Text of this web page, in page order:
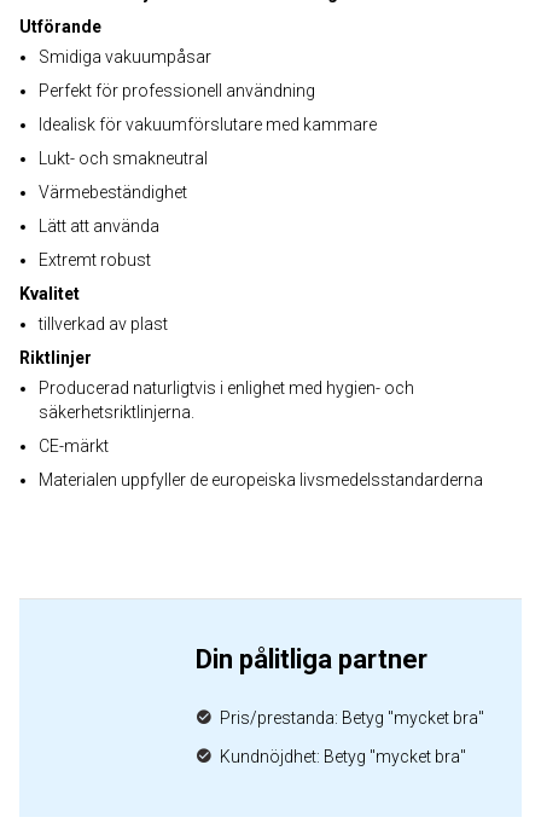
Utförande
Smidiga vakuumpåsar
Perfekt för professionell användning
Idealisk för vakuumförslutare med kammare
Lukt- och smakneutral
Värmebeständighet
Lätt att använda
Extremt robust
Kvalitet
tillverkad av plast
Riktlinjer
Producerad naturligtvis i enlighet med hygien- och
säkerhetsriktlinjerna.
CE-märkt
Materialen uppfyller de europeiska livsmedelsstandarderna
Din pålitliga partner
Pris/prestanda: Betyg "mycket bra"
Kundnöjdhet: Betyg "mycket bra"